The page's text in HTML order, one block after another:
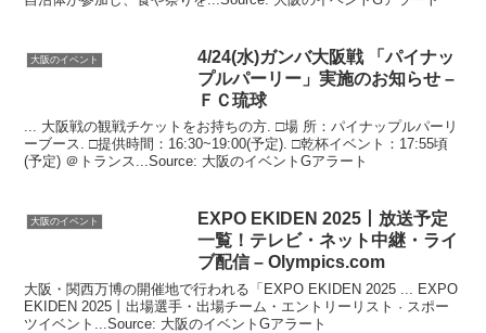
大阪のイベント 4/24(水)ガンバ大阪戦 「パイナッ
プルパーリー」実施のお知らせ –
ＦＣ琉球
... 大阪戦の観戦チケットをお持ちの方. □場 所：パイナップルパーリ
ーブース. □提供時間：16:30~19:00(予定). □乾杯イベント：17:55頃
(予定) ＠トランス...Source: 大阪のイベントGアラート
大阪のイベント
EXPO EKIDEN 2025丨放送予定
一覧！テレビ・ネット中継・ライ
ブ配信 – Olympics.com
大阪・関西万博の開催地で行われる「EXPO EKIDEN 2025 ... EXPO
EKIDEN 2025丨出場選手・出場チーム・エントリーリスト · スポー
ツイベント...Source: 大阪のイベントGアラート